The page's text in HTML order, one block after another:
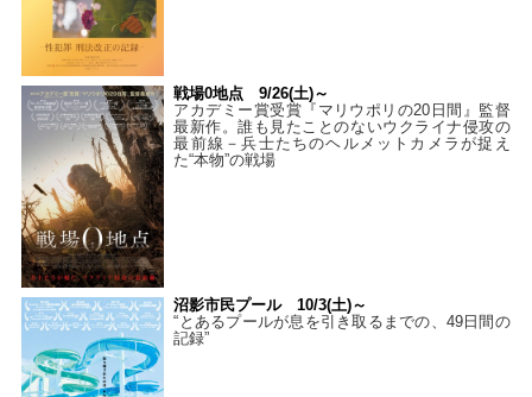
戦場0地点 9/26(土)～
アカデミー賞受賞『マリウポリの20日間』監督
最新作。誰も見たことのないウクライナ侵攻の
最前線－兵士たちのヘルメットカメラが捉え
た“本物”の戦場
沼影市民プール 10/3(土)～
“とあるプールが息を引き取るまでの、49日間の
記録”